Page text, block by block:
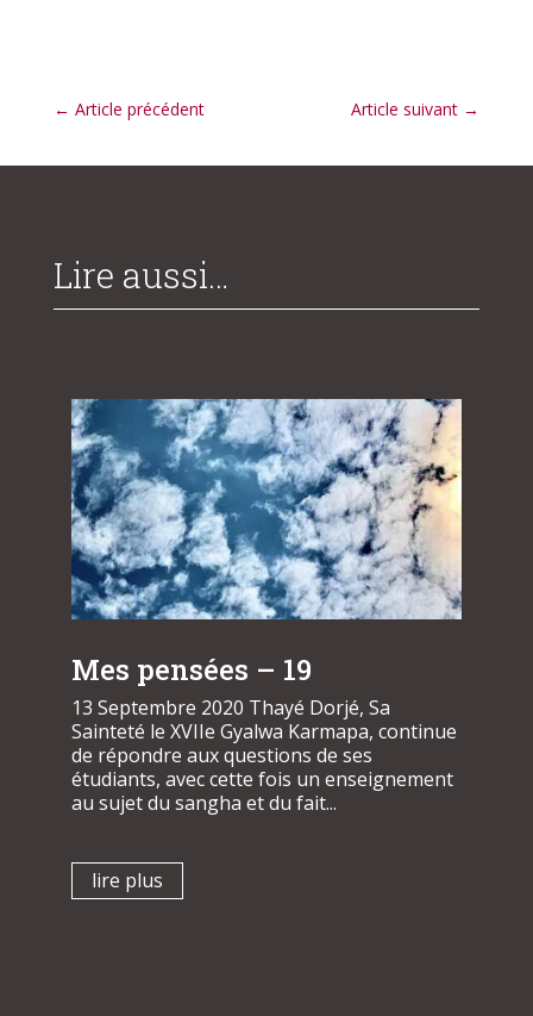
← Article précédent Article suivant →
Lire aussi…
Mes pensées – 19
13 Septembre 2020 Thayé Dorjé, Sa
Sainteté le XVIIe Gyalwa Karmapa, continue
de répondre aux questions de ses
étudiants, avec cette fois un enseignement
au sujet du sangha et du fait...
lire plus